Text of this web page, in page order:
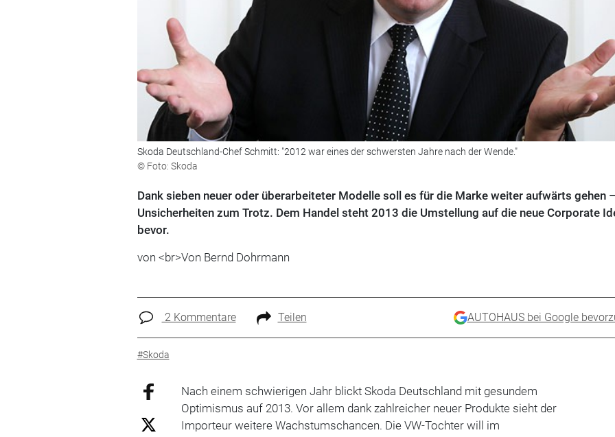
Skoda Deutschland-Chef Schmitt: "2012 war eines der schwersten Jahre nach der Wende."
© Foto: Skoda
Dank sieben neuer oder überarbeiteter Modelle soll es für die Marke weiter aufwärts gehen
Unsicherheiten zum Trotz. Dem Handel steht 2013 die Umstellung auf die neue Corporate
bevor.
von <br>Von Bernd Dohrmann
2 Kommentare Teilen AUTOHAUS bei Google
#Skoda
Nach einem schwierigen Jahr blickt Skoda Deutschland mit gesundem
Optimismus auf 2013. Vor allem dank zahlreicher neuer Produkte sieht der
Importeur weitere Wachstumschancen. Die VW-Tochter will im